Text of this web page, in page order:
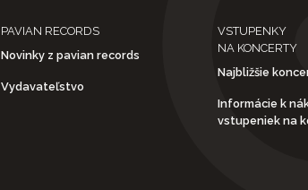
PAVIAN RECORDS
Novinky z pavian records
Vydavateľstvo
VSTUPENKY
NA KONCERTY
Najbližšie
Informácie k
vstupeniek na